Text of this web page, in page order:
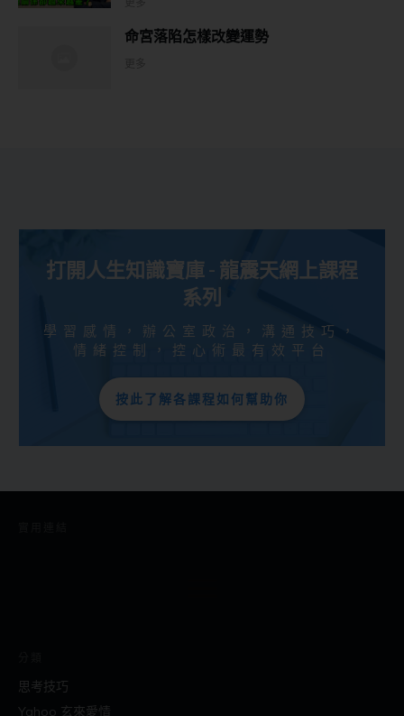
命宮落陷怎樣改變運勢
打開人生知識寶庫 - 龍震天網上課程
系列
學習感情，辦公室政治，溝通技巧，
情緒控制，控心術最有效平台
按此了解各課程如何幫助你
思考技巧
Yahoo 玄來愛情